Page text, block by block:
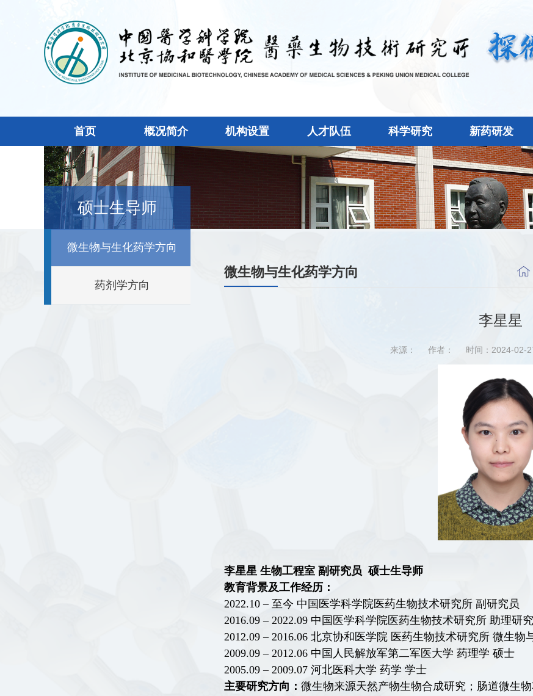
首页 概况简介 机构设置 人才队伍 科学研究 新药研发
硕士生导师
微生物与生化药学方向
药剂学方向
微生物与生化药学方向
李星星
来源： 作者： 时间：2024-02-
李星星 生物工程室 副研究员 硕士生导师
教育背景及工作经历：
2022.10 – 至今 中国医学科学院医药生物技术研究所 副研究员
2016.09 – 2022.09 中国医学科学院医药生物技术研究所 助理研
2012.09 – 2016.06 北京协和医学院 医药生物技术研究所 微生物
2009.09 – 2012.06 中国人民解放军第二军医大学 药理学 硕士
2005.09 – 2009.07 河北医科大学 药学 学士
主要研究方向 ： 微生物来源天然产物生物合成研究；肠道微生物